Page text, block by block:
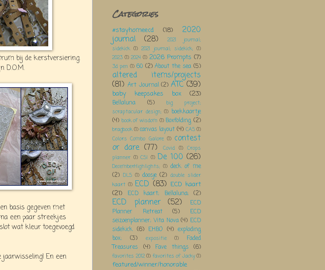
bij de kerstversiering.
D.O.M.
basis gegeven met
een paar streekjes
wat kleur toegevoegd
jaarwisseling! En een
Categories
#stayhomeecd (18) 2020
journal (28)
2021 journal;
sidekick (1) 2021 journal; sidekick; (1)
2023 (1) 2024 (1) 2026 Prompts (7)
3d pen (1) 60 (2) About the sea (5)
altered items/projects
(81) Art Journal (2) ATC (39)
baby keepsakes box (23)
Bellaluna (5)
big project;
scraptacular design; (1) boekkaartje
(4) book of wisdom (1) Boxfolding (2)
bragbook(1)canvas layout (4) CAS(1)
Colors Combo Galore (1) contest
or dare (77) Covid (1) Crops
planner (1) CSI (1) De 100 (26)
DecemberHighlights; (1) deck of me
(2) DLS (1) doosje (2) double slider
kaart (1) ECD (83) ECD kaart
(21)
ECD kaart; Bellaluna; (2)
ECD planner (52)
ECD
Planner Retreat
(5)
ECD
seizoenplanner; Vita Nova (4) ECD
sidekick (6) EHBO (4) exploding
box;
(3) expositie (1)
Faded
Treasures
(4) Fave things (6)
favorites 2012 (1) favorites of Jacky (1)
featured/winner/honorable